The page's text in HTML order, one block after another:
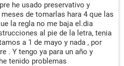
he usado preservativo y
de tomarlas hara 4 que las
la regla no me baja el.dia
al pie de la letra, tenia
a 1 de mayo y nada , por
. Y tengo ya para un año y
tenido problemas